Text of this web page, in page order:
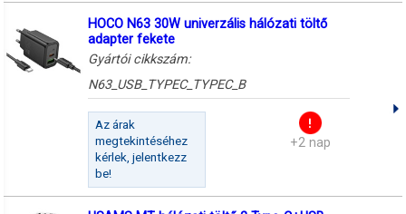
HOCO N63 30W univerzális hálózati töltő
adapter fekete
Gyártói cikkszám:
N63_USB_TYPEC_TYPEC_B
Az árak
megtekintéséhez
kérlek, jelentkezz
be!
+2 nap